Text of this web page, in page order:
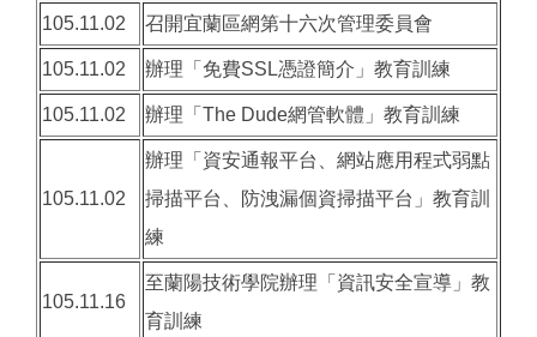
105.11.02 召開宜蘭區網第十六次管理委員會
105.11.02 辦理「免費SSL憑證簡介」教育訓練
105.11.02 辦理「The Dude網管軟體」教育訓練
105.11.02
辦理「資安通報平台、網站應用程式弱點
掃描平台、防洩漏個資掃描平台」教育訓
練
105.11.16
至蘭陽技術學院辦理「資訊安全宣導」教
育訓練